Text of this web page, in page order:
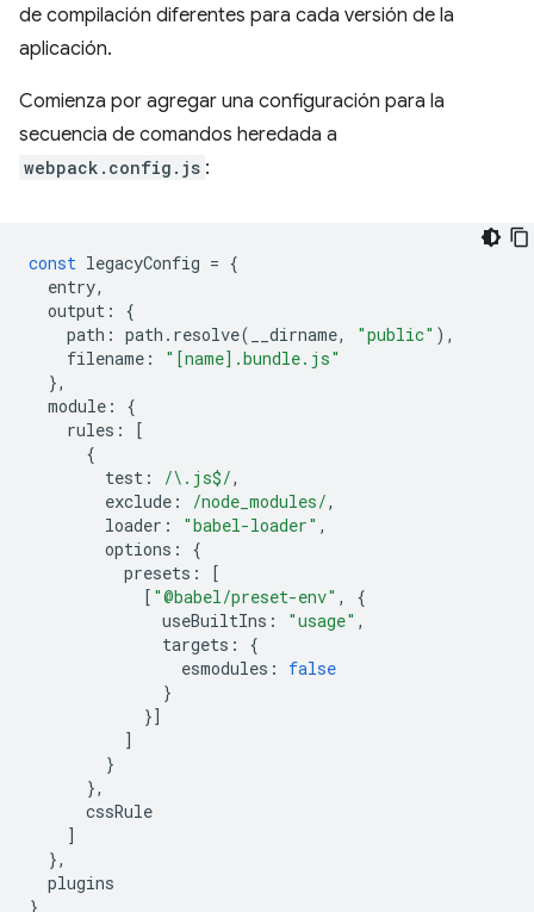
de compilación diferentes para cada versión de la
aplicación.
Comienza por agregar una configuración para la
secuencia de comandos heredada a
webpack.config.js :
const legacyConfig = {
entry,
output :
{
path : path . resolve( __dirname, "public" ),
filename :
"[name].bundle.js"
},
module :
{
rules :
[
{
test : /\.js$/,
exclude : /node_modules/,
loader : "babel-loader" ,
options :
{
presets :
[
[ "@babel/preset-env" ,
{
useBuiltIns : "usage" ,
targets :
{
esmodules :
false
}
}]
]
}
},
cssRule
]
},
plugins
}